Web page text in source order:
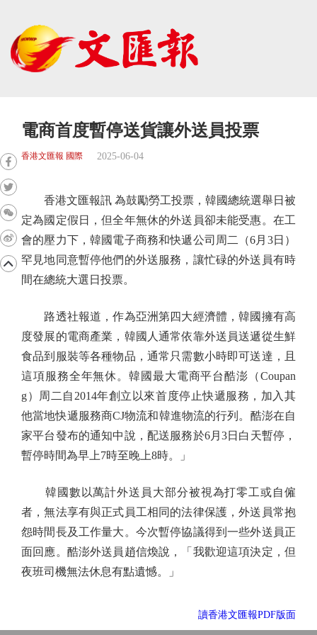
電商首度暫停送貨讓外送員投票
香港文匯報 國際 2025-06-04
香港文匯報訊 為鼓勵勞工投票，韓國總統選舉日被
定為國定假日，但全年無休的外送員卻未能受惠。在工
會的壓力下，韓國電子商務和快遞公司周二（6月3日）
罕見地同意暫停他們的外送服務，讓忙碌的外送員有時
間在總統大選日投票。
路透社報道，作為亞洲第四大經濟體，韓國擁有高
度發展的電商產業，韓國人通常依靠外送員送遞從生鮮
食品到服裝等各種物品，通常只需數小時即可送達，且
這項服務全年無休。韓國最大電商平台酷澎（Coupan
g）周二自2014年創立以來首度停止快遞服務，加入其
他當地快遞服務商CJ物流和韓進物流的行列。酷澎在自
家平台發布的通知中說，配送服務於6月3日白天暫停，
暫停時間為早上7時至晚上8時。」
韓國數以萬計外送員大部分被視為打零工或自僱
者，無法享有與正式員工相同的法律保護，外送員常抱
怨時間長及工作量大。今次暫停協議得到一些外送員正
面回應。酷澎外送員趙信煥說，「我歡迎這項決定，但
夜班司機無法休息有點遺憾。」
讀香港文匯報PDF版面